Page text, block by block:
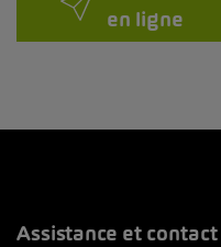
en ligne
Assistance et contact